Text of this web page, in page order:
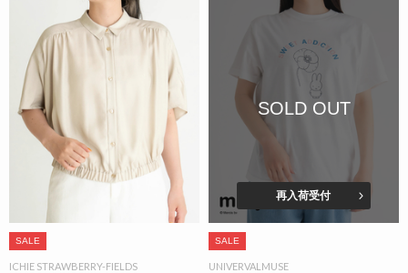
SALE
ICHIE STRAWBERRY-FIELDS
SOLD OUT
再入荷受付
SALE
UNIVERVALMUSE